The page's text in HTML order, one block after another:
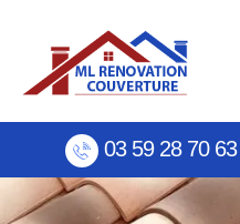
03 59 28 70 63